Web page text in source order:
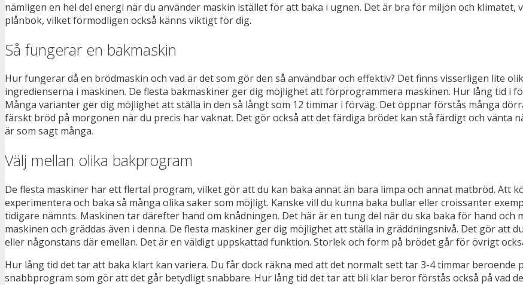
nämligen en hel del energi när du använder maskin istället för att baka i ugnen. Det är bra för miljön och
plånbok, vilket förmodligen också känns viktigt för dig.
Så fungerar en bakmaskin
Hur fungerar då en brödmaskin och vad är det som gör den så användbar och effektiv? Det finns visserligen lite
ingredienserna i maskinen. De flesta bakmaskiner ger dig möjlighet att förprogrammera maskinen. Hur lång tid i
Många varianter ger dig möjlighet att ställa in den så långt som 12 timmar i förväg. Det öppnar förstås många
färskt bröd på morgonen när du precis har vaknat. Det gör också att det färdiga brödet kan stå färdigt och vänta
är som sagt många.
Välj mellan olika bakprogram
De flesta maskiner har ett flertal program, vilket gör att du kan baka annat än bara limpa och annat matbröd. Att
experimentera och baka så många olika saker som möjligt. Kanske vill du kunna baka bullar eller croissanter
tidigare nämnts. Maskinen tar därefter hand om knådningen. Det här är en tung del när du ska baka för hand och
maskinen och gräddas även i denna. De flesta maskiner ger dig möjlighet att ställa in gräddningsnivå. Det gör att
eller någonstans där emellan. Det är en väldigt uppskattad funktion. Storlek och form på brödet går för övrigt
Hur lång tid det tar att baka klart kan variera. Du får dock räkna med att det normalt sett tar 3-4 timmar beroende
snabbprogram som gör att det går betydligt snabbare. Hur lång tid det tar att bli klar beror förstås också på vad